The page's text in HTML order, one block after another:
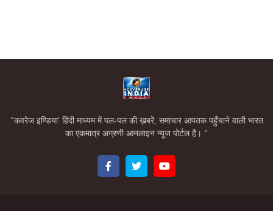
"कवरेज इण्डिया' हिंदी माध्यम में पल-पल की ख़बरें, समाचार आपतक पहुँचाने वाली भारत
का एकमात्र अग्रणी आनलाइन न्यूज पोर्टल है। "